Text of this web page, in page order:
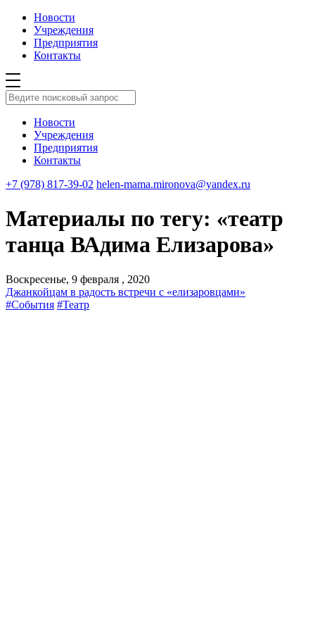
Новости
Учреждения
Предприятия
Контакты
Новости
Учреждения
Предприятия
Контакты
+7 (978) 817-39-02 helen-mama.mironova@yandex.ru
Материалы по тегу: «театр
танца ВАдима Елизарова»
Воскресенье, 9 февраля , 2020
Джанкойцам в радость встречи с «елизаровцами»
#События #Театр